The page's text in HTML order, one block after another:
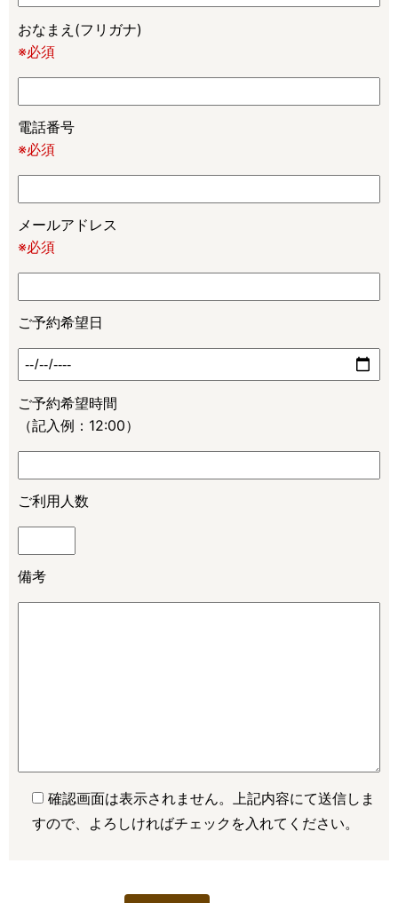
おなまえ(フリガナ)
※必須
電話番号
※必須
メールアドレス
※必須
ご予約希望日
ご予約希望時間
（記入例：12:00）
ご利用人数
備考
確認画面は表示されません。上記内容にて送信しま
すので、よろしければチェックを入れてください。